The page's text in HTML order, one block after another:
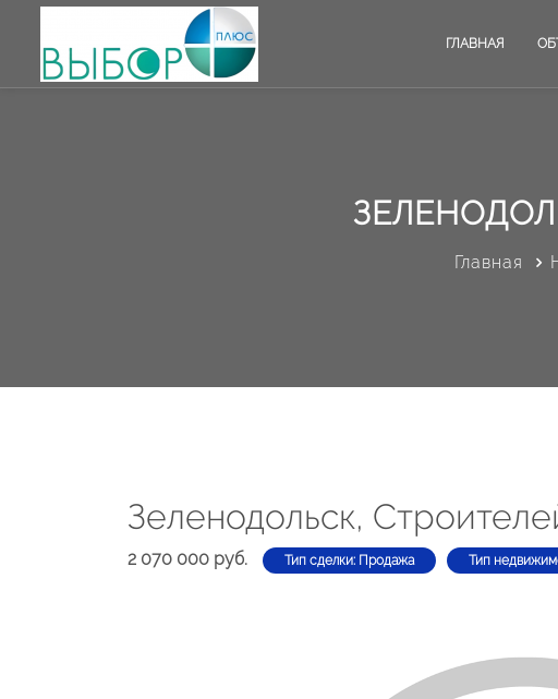
ГЛАВНАЯ
Главная
Зеленодольск,
2 070 000 руб. Тип сделки: Продажа Тип